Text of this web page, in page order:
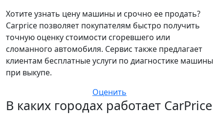
Хотите узнать цену машины и срочно ее продать?
Carprice позволяет покупателям быстро получить
точную оценку стоимости сгоревшего или
сломанного автомобиля. Сервис также предлагает
клиентам бесплатные услуги по диагностике машины
при выкупе.
Оценить
В каких городах работает CarPrice